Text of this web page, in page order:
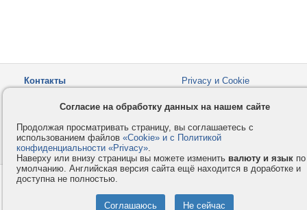
Контакты
Privacy и Cookie
Как оплатить
Форумы
© 2008-2026VMESTE.EU
Согласие на обработку данных на нашем сайте
Продолжая просматривать страницу, вы соглашаетесь с
использованием файлов «Cookie» и с Политикой
конфиденциальности «Privacy».
Наверху или внизу страницы вы можете изменить валюту и язык по
умолчанию. Английская версия сайта ещё находится в доработке и
доступна не полностью.